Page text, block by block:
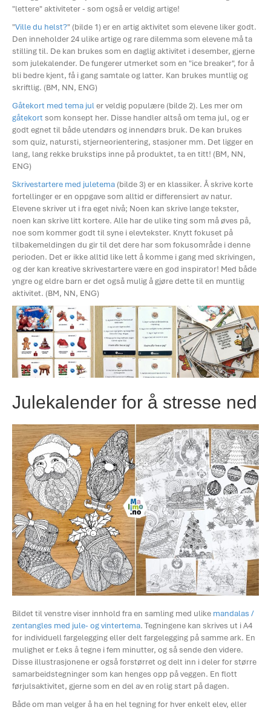
"lettere" aktiviteter - som også er veldig artige!
"Ville du helst?" (bilde 1) er en artig aktivitet som elevene liker godt.
Den inneholder 24 ulike artige og rare dilemma som elevene må ta
stilling til. De kan brukes som en daglig aktivitet i desember, gjerne
som julekalender. De fungerer utmerket som en "ice breaker", for å
bli bedre kjent, få i gang samtale og latter. Kan brukes muntlig og
skriftlig. (BM, NN, ENG)
Gåtekort med tema juler veldig populære (bilde 2). Les mer om
gåtekort som konsept her. Disse handler altså om tema jul, og er
godt egnet til både utendørs og innendørs bruk. De kan brukes
som quiz, natursti, stjerneorientering, stasjoner mm. Det ligger en
lang, lang rekke brukstips inne på produktet, ta en titt! (BM, NN,
ENG)
Skrivestartere med juletema (bilde 3) er en klassiker. Å skrive korte
fortellinger er en oppgave som alltid er differensiert av natur.
Elevene skriver ut i fra eget nivå; Noen kan skrive lange tekster,
noen kan skrive litt kortere. Alle har de ulike ting som må øves på,
noe som kommer godt til syne i elevtekster. Knytt fokuset på
tilbakemeldingen du gir til det dere har som fokusområde i denne
perioden. Det er ikke alltid like lett å komme i gang med skrivingen,
og der kan kreative skrivestartere være en god inspirator! Med både
yngre og eldre barn er det også mulig å gjøre dette til en muntlig
aktivitet. (BM, NN, ENG)
Julekalender for å stresse ned
Bildet til venstre viser innhold fra en samling med ulike mandalas /
zentangles med jule- og vintertema. Tegningene kan skrives ut i A4
for individuell fargelegging eller delt fargelegging på samme ark. En
mulighet er f.eks å tegne i fem minutter, og så sende den videre.
Disse illustrasjonene er også forstørret og delt inn i deler for større
samarbeidstegninger som kan henges opp på veggen. En flott
førjulsaktivitet, gjerne som en del av en rolig start på dagen.
Både om man velger å ha en hel tegning for hver enkelt elev, eller